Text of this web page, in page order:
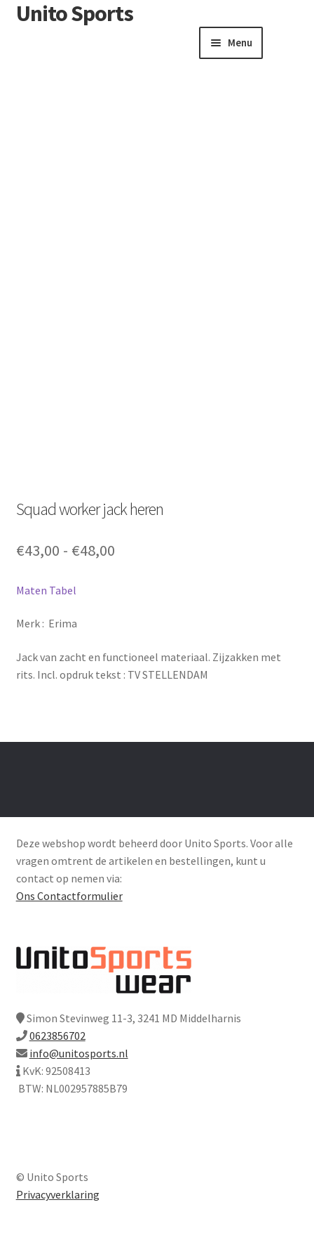
Unito Sports
Menu
Squad worker jack heren
€43,00 - €48,00Prijsklasse:
Maten Tabel
Merk : Erima
Jack van zacht en functioneel materiaal. Zijzakken met
rits. Incl. opdruk tekst : TV STELLENDAM
Deze webshop wordt beheerd door Unito Sports. Voor alle
vragen omtrent de artikelen en bestellingen, kunt u
contact op nemen via:
Ons Contactformulier
Simon Stevinweg 11-3, 3241 MD Middelharnis
0623856702
info@unitosports.nl
KvK: 92508413
BTW: NL002957885B79
© Unito Sports
Privacyverklaring